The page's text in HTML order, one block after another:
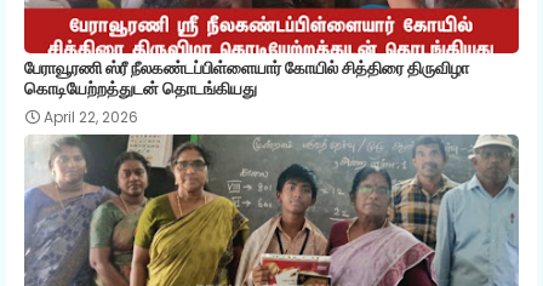
பேராவூரணி ஸ்ரீ நீலகண்டப்பிள்ளையார் கோயில் சித்திரை திருவிழா
கொடியேற்றத்துடன் தொடங்கியது
April 22, 2026